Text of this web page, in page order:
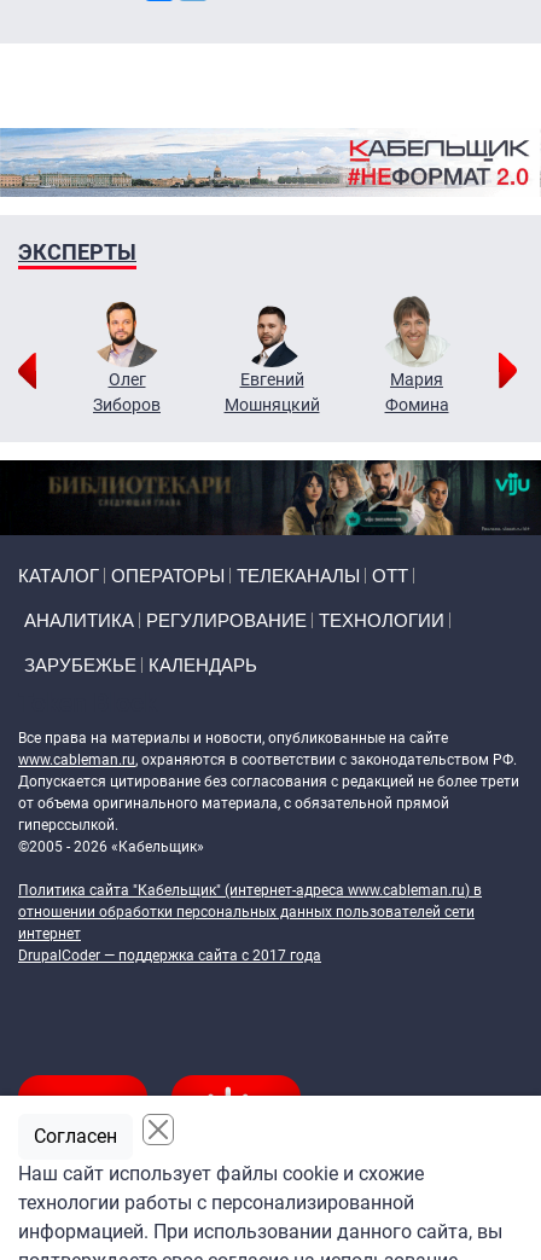
ЭКСПЕРТЫ
Олег
Зиборов
Евгений
Мошняцкий
Мария
Фомина
КАТАЛОГ ОПЕРАТОРЫ ТЕЛЕКАНАЛЫ ОТТ
АНАЛИТИКА РЕГУЛИРОВАНИЕ ТЕХНОЛОГИИ
ЗАРУБЕЖЬЕ КАЛЕНДАРЬ
Все права на материалы и новости, опубликованные на сайте
www.cableman.ru, охраняются в соответствии с законодательством РФ.
Допускается цитирование без согласования с редакцией не более трети
от объема оригинального материала, с обязательной прямой
гиперссылкой.
©2005 - 2026 «Кабельщик»
Политика сайта "Кабельщик" (интернет-адреса www.cableman.ru) в
отношении обработки персональных данных пользователей сети
интернет
DrupalCoder — поддержка сайта c 2017 года
Подпишитесь
на ежедневную рассылку
Наш сайт использует файлы cookie и схожие
технологии работы с персонализированной
информацией. При использовании данного сайта, вы
Согласен